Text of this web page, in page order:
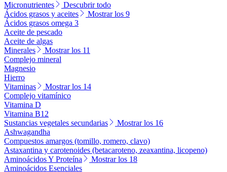
Micronutrientes
Descubrir todo
Ácidos grasos y aceites
Mostrar los 9
Ácidos grasos omega 3
Aceite de pescado
Aceite de algas
Minerales
Mostrar los 11
Complejo mineral
Magnesio
Hierro
Vitaminas
Mostrar los 14
Complejo vitamínico
Vitamina D
Vitamina B12
Sustancias vegetales secundarias
Mostrar los 16
Ashwagandha
Compuestos amargos (tomillo, romero, clavo)
Astaxantina y carotenoides (betacaroteno, zeaxantina, licopeno)
Aminoácidos Y Proteína
Mostrar los 18
Aminoácidos Esenciales